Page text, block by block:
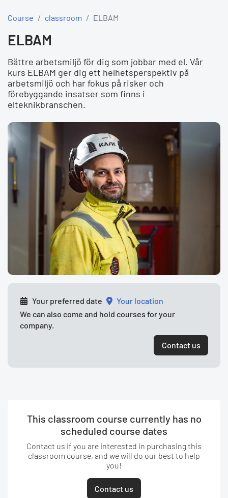
Course classroom ELBAM
ELBAM
Bättre arbetsmiljö för dig som jobbar med el. Vår
kurs ELBAM ger dig ett helhetsperspektiv på
arbetsmiljö och har fokus på risker och
förebyggande insatser som finns i
elteknikbranschen.
Your preferred date
your location
We can also come and hold courses for your
company.
Contact us
This classroom course currently has no
scheduled course dates
Contact us if you are interested in purchasing this
classroom course, and we will do our best to help
you!
Contact us